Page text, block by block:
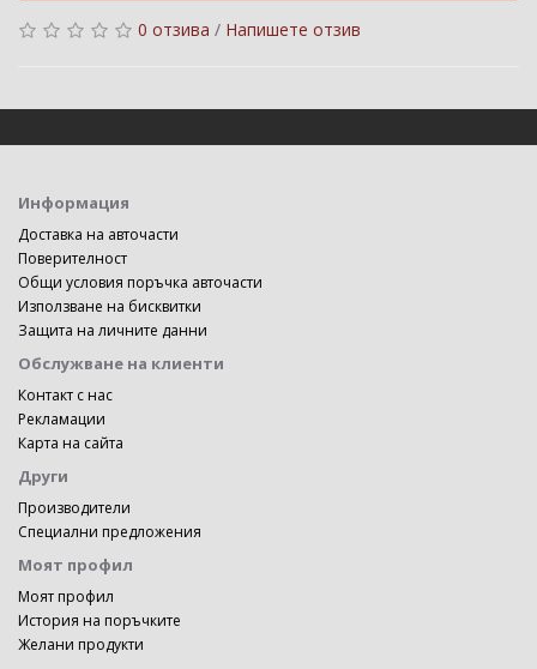
0 отзива / Напишете отзив
Информация
Доставка на авточасти
Поверителност
Общи условия поръчка авточасти
Използване на бисквитки
Защита на личните данни
Обслужване на клиенти
Контакт с нас
Рекламации
Карта на сайта
Други
Производители
Специални предложения
Моят профил
Моят профил
История на поръчките
Желани продукти